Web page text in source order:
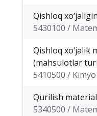
Qishloq
5430100 /
Qishloq xo‘jalik
(mahsulotlar
5410500 /
Qurilish
5340500 /